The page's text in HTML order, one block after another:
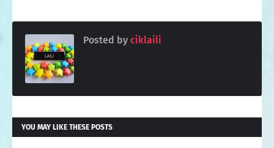
Posted by ciklaili
YOU MAY LIKE THESE POSTS